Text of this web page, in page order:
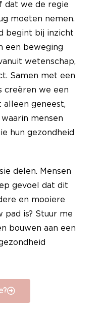
dat we de regie
moeten nemen.
begint bij inzicht
een beweging
wetenschap,
Samen met een
creëren we een
geneest,
mensen
hun gezondheid
delen. Mensen
gevoel dat dit
en mooiere
pad is? Stuur me
bouwen aan een